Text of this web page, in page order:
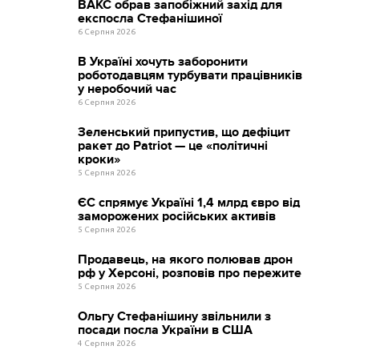
ВАКС обрав запобіжний захід для
експосла Стефанішиної
6 Серпня 2026
В Україні хочуть заборонити
роботодавцям турбувати працівників
у неробочий час
6 Серпня 2026
Зеленський припустив, що дефіцит
ракет до Patriot — це «політичні
кроки»
5 Серпня 2026
ЄС спрямує Україні 1,4 млрд євро від
заморожених російських активів
5 Серпня 2026
Продавець, на якого полював дрон
рф у Херсоні, розповів про пережите
5 Серпня 2026
Ольгу Стефанішину звільнили з
посади посла України в США
4 Серпня 2026